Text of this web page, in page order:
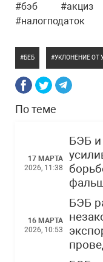
#бэб #акциз
#налогподаток
БЕБ УКЛОНЕНИЕ ОТ
По теме
17 МАРТА
2026, 11:38
БЭБ и
16 МАРТА
2026, 10:53
БЭБ